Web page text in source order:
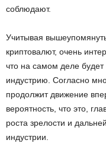
соблюдают.
Учитывая
криптовалют, очень
что на самом деле будет
индустрию. Согласно
продолжит движение
вероятность, что это,
роста зрелости и
индустрии.